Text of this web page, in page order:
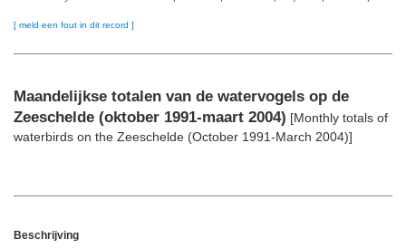
[ meld een fout in dit record ]
Maandelijkse totalen van de watervogels op de
Zeeschelde (oktober 1991-maart 2004) [Monthly totals of
waterbirds on the Zeeschelde (October 1991-March 2004)]
Beschrijving